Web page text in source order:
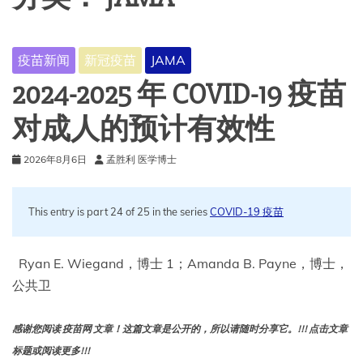
疫苗新闻 新冠疫苗 JAMA
2024-2025 年 COVID-19 疫苗
对成人的预计有效性
2026年8月6日 孟胜利 医学博士
This entry is part 24 of 25 in the seriesCOVID-19 疫苗
Ryan E. Wiegand，博士 1；Amanda B. Payne，博士，
公共卫
感谢您阅读 疫苗网 文章！这篇文章是公开的，所以请随时分享它。!!! 点击文章
标题或阅读更多!!!